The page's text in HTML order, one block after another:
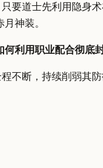
要道士先利用隐身
神装。
利用职业配合彻底
不断，持续削弱其